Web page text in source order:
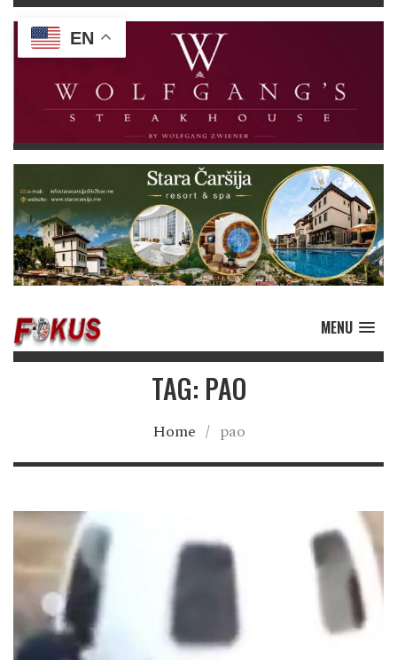
MENU
TAG: PAO
Home / pao
EN